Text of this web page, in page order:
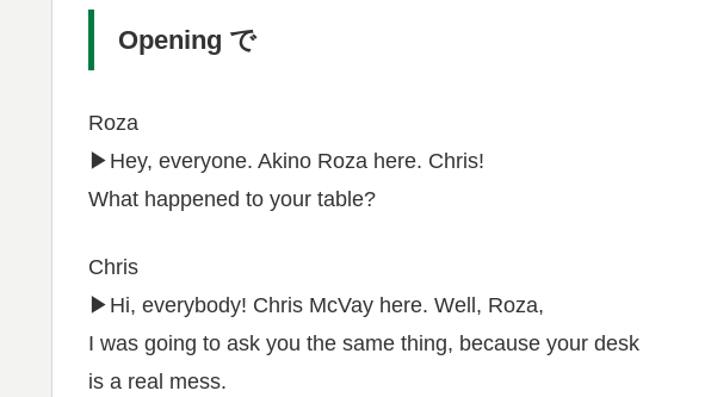
Opening で
Roza
▶︎Hey, everyone. Akino Roza here. Chris!
What happened to your table?
Chris
▶︎Hi, everybody! Chris McVay here. Well, Roza,
I was going to ask you the same thing, because your desk
is a real mess.